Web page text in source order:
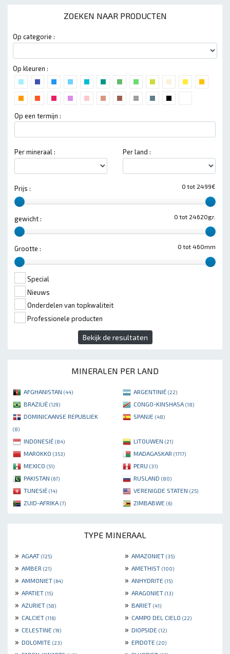
ZOEKEN NAAR PRODUCTEN
Op categorie :
Op kleuren :
Op een termijn :
Per mineraal : Per land :
0 tot 2499€
Prijs :
0 tot 24620gr.
gewicht :
0 tot 460mm
Grootte :
Special
Nieuws
Onderdelen van topkwaliteit
Professionele producten
Bekijk de resultaten
MINERALEN PER LAND
AFGHANISTAN (44) ARGENTINIË (22)
BRAZILIË (129) CONGO-KINSHASA (18)
DOMINICAANSE REPUBLIEK
(8)
SPANJE (48)
INDONESIË (84) LITOUWEN (21)
MAROKKO (353) MADAGASKAR (1717)
MEXICO (51) PERU (31)
PAKISTAN (67) RUSLAND (80)
TUNESIË (14) VERENIGDE STATEN (25)
ZUID-AFRIKA (7) ZIMBABWE (6)
TYPE MINERAAL
» AGAAT (125) » AMAZONIET (35)
» AMBER (21) » AMETHIST (100)
» AMMONIET (64) » ANHYDRITE (15)
» APATIET (15) » ARAGONIET (13)
» AZURIET (58) » BARIET (41)
» CALCIET (116) » CAMPO DEL CIELO (22)
» CELESTINE (19) » DIOPSIDE (12)
» DOLOMITE (23) » EPIDOTE (20)